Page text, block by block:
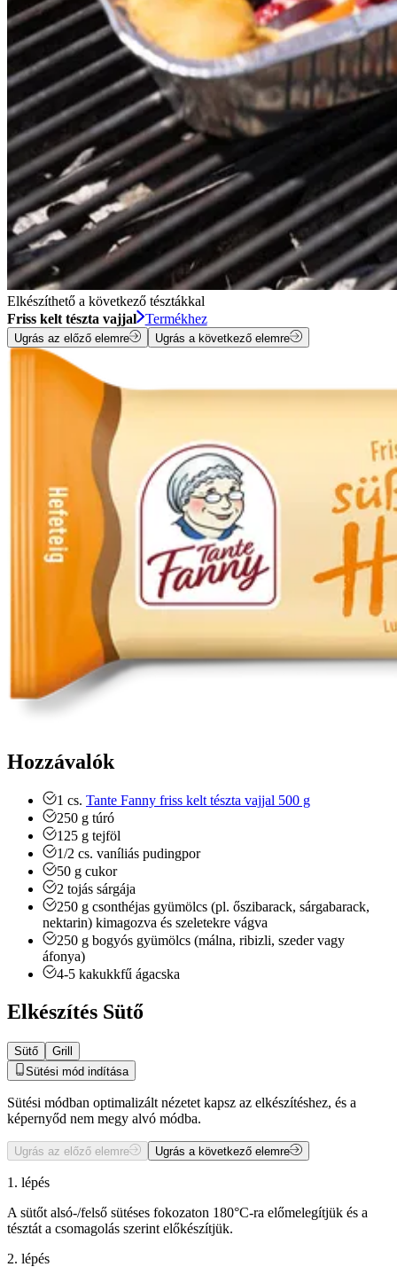
Elkészíthető a következő tésztákkal
Friss kelt tészta vajjal Termékhez
Ugrás az előző elemre Ugrás a következő elemre
Hozzávalók
1 cs. Tante Fanny friss kelt tészta vajjal 500 g
250 g túró
125 g tejföl
1/2 cs. vaníliás pudingpor
50 g cukor
2 tojás sárgája
250 g csonthéjas gyümölcs (pl. őszibarack, sárgabarack,
nektarin) kimagozva és szeletekre vágva
250 g bogyós gyümölcs (málna, ribizli, szeder vagy
áfonya)
4-5 kakukkfű ágacska
Elkészítés Sütő
Sütő
Grill
Sütési mód indítása
Sütési módban optimalizált nézetet kapsz az elkészítéshez, és a
képernyőd nem megy alvó módba.
Ugrás az előző elemre Ugrás a következő elemre
1. lépés
A sütőt alsó-/felső sütéses fokozaton 180°C-ra előmelegítjük és a
tésztát a csomagolás szerint előkészítjük.
2. lépés